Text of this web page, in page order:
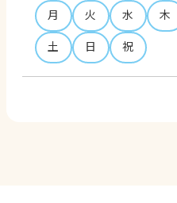
月 火 水 木
土
日 祝